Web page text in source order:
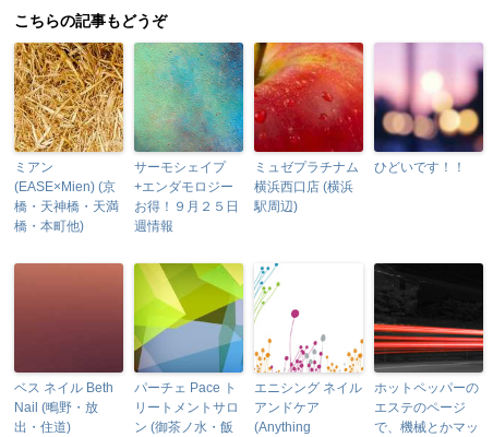
こちらの記事もどうぞ
ミアン
(EASE×Mien) (京
橋・天神橋・天満
橋・本町他)
サーモシェイプ
+エンダモロジー
お得！９月２５日
週情報
ミュゼプラチナム
横浜西口店 (横浜
駅周辺)
ひどいです！！
ベス ネイル Beth
Nail (鴫野・放
出・住道)
パーチェ Pace ト
リートメントサロ
ン (御茶ノ水・飯
エニシング ネイル
アンドケア
(Anything
ホットペッパーの
エステのページ
で、機械とかマッ